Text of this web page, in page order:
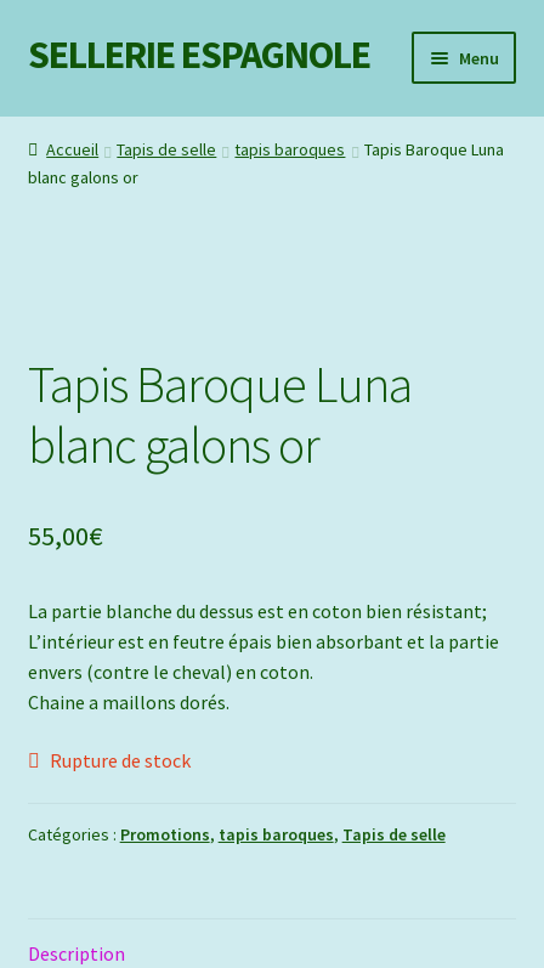
Aller
à
Aller
au
SELLERIE ESPAGNOLE Menu
Mon compte
Liste d’envie
Accueil Tapis de selle tapis baroques
Tapis Baroque Luna
blanc galons or
Tapis Baroque Luna
blanc galons or
55,00€
La partie blanche du dessus est en coton bien résistant;
L’intérieur est en feutre épais bien absorbant et la partie
envers (contre le cheval) en coton.
Chaine a maillons dorés.
Rupture de stock
Catégories : Promotions, tapis baroques, Tapis de selle
Description